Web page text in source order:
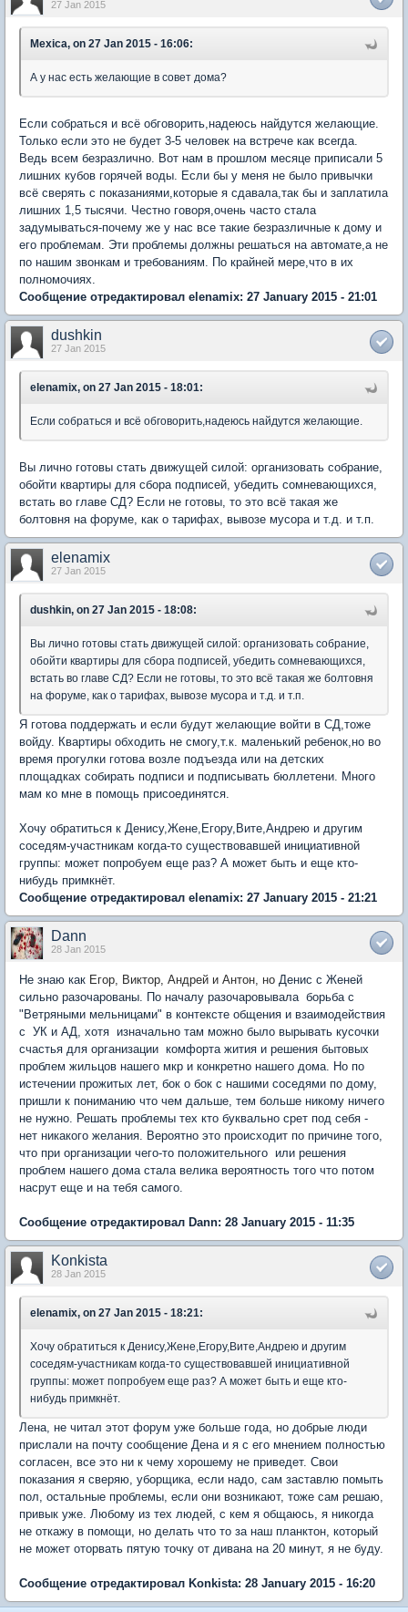
27 Jan 2015
Mexica, on 27 Jan 2015 - 16:06:
А у нас есть желающие в совет дома?
Если собраться и всё обговорить,надеюсь найдутся желающие.
Только если это не будет 3-5 человек на встрече как всегда.
Ведь всем безразлично. Вот нам в прошлом месяце приписали 5
лишних кубов горячей воды. Если бы у меня не было привычки
всё сверять с показаниями,которые я сдавала,так бы и заплатила
лишних 1,5 тысячи. Честно говоря,очень часто стала
задумываться-почему же у нас все такие безразличные к дому и
его проблемам. Эти проблемы должны решаться на автомате,а не
по нашим звонкам и требованиям. По крайней мере,что в их
полномочиях.
Сообщение отредактировал elenamix: 27 January 2015 - 21:01
dushkin
27 Jan 2015
elenamix, on 27 Jan 2015 - 18:01:
Если собраться и всё обговорить,надеюсь найдутся желающие.
Вы лично готовы стать движущей силой: организовать собрание,
обойти квартиры для сбора подписей, убедить сомневающихся,
встать во главе СД? Если не готовы, то это всё такая же
болтовня на форуме, как о тарифах, вывозе мусора и т.д. и т.п.
elenamix
27 Jan 2015
dushkin, on 27 Jan 2015 - 18:08:
Вы лично готовы стать движущей силой: организовать собрание,
обойти квартиры для сбора подписей, убедить сомневающихся,
встать во главе СД? Если не готовы, то это всё такая же болтовня
на форуме, как о тарифах, вывозе мусора и т.д. и т.п.
Я готова поддержать и если будут желающие войти в СД,тоже
войду. Квартиры обходить не смогу,т.к. маленький ребенок,но во
время прогулки готова возле подъезда или на детских
площадках собирать подписи и подписывать бюллетени. Много
мам ко мне в помощь присоединятся.
Хочу обратиться к Денису,Жене,Егору,Вите,Андрею и другим
соседям-участникам когда-то существовавшей инициативной
группы: может попробуем еще раз? А может быть и еще кто-
нибудь примкнёт.
Сообщение отредактировал elenamix: 27 January 2015 - 21:21
Dann
28 Jan 2015
Не знаю как Егор, Виктор, Андрей и Антон, но Денис с Женей
сильно разочарованы. По началу разочаровывала борьба с
"Ветряными мельницами" в контексте общения и взаимодействия
с УК и АД, хотя изначально там можно было вырывать кусочки
счастья для организации комфорта жития и решения бытовых
проблем жильцов нашего мкр и конкретно нашего дома. Но по
истечении прожитых лет, бок о бок с нашими соседями по дому,
пришли к пониманию что чем дальше, тем больше никому ничего
не нужно. Решать проблемы тех кто буквально срет под себя -
нет никакого желания. Вероятно это происходит по причине того,
что при организации чего-то положительного или решения
проблем нашего дома стала велика вероятность того что потом
насрут еще и на тебя самого.
Сообщение отредактировал Dann: 28 January 2015 - 11:35
Konkista
28 Jan 2015
elenamix, on 27 Jan 2015 - 18:21:
Хочу обратиться к Денису,Жене,Егору,Вите,Андрею и другим
соседям-участникам когда-то существовавшей инициативной
группы: может попробуем еще раз? А может быть и еще кто-
нибудь примкнёт.
Лена, не читал этот форум уже больше года, но добрые люди
прислали на почту сообщение Дена и я с его мнением полностью
согласен, все это ни к чему хорошему не приведет. Свои
показания я сверяю, уборщика, если надо, сам заставлю помыть
пол, остальные проблемы, если они возникают, тоже сам решаю,
привык уже. Любому из тех людей, с кем я общаюсь, я никогда
не откажу в помощи, но делать что то за наш планктон, который
не может оторвать пятую точку от дивана на 20 минут, я не буду.
Сообщение отредактировал Konkista: 28 January 2015 - 16:20